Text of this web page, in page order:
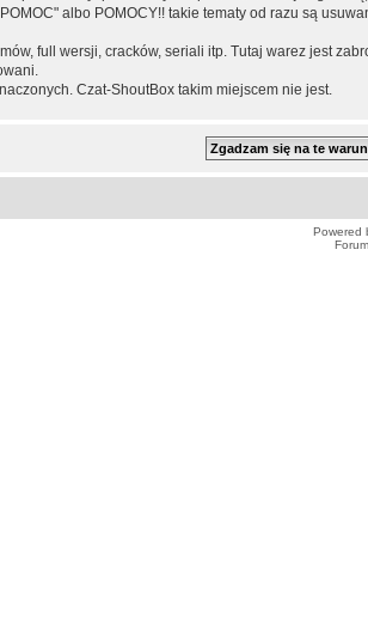
albo POMOCY!! takie tematy od razu są
full wersji, cracków, seriali itp. Tutaj warez jest
Czat-ShoutBox takim miejscem nie jest.
Powered